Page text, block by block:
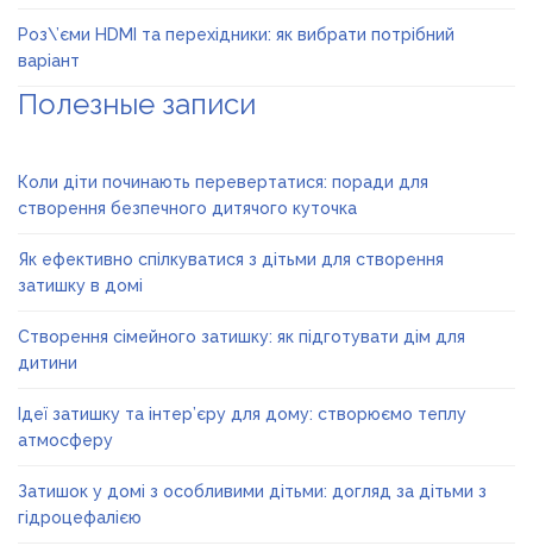
Роз\’єми HDMI та перехідники: як вибрати потрібний
варіант
Полезные записи
Коли діти починають перевертатися: поради для
створення безпечного дитячого куточка
Як ефективно спілкуватися з дітьми для створення
затишку в домі
Створення сімейного затишку: як підготувати дім для
дитини
Ідеї затишку та інтер’єру для дому: створюємо теплу
атмосферу
Затишок у домі з особливими дітьми: догляд за дітьми з
гідроцефалією